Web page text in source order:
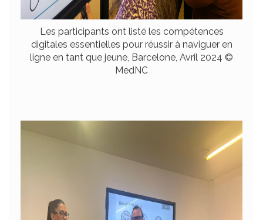
Les participants ont listé les compétences
digitales essentielles pour réussir à naviguer en
ligne en tant que jeune, Barcelone, Avril 2024 ©
MedNC